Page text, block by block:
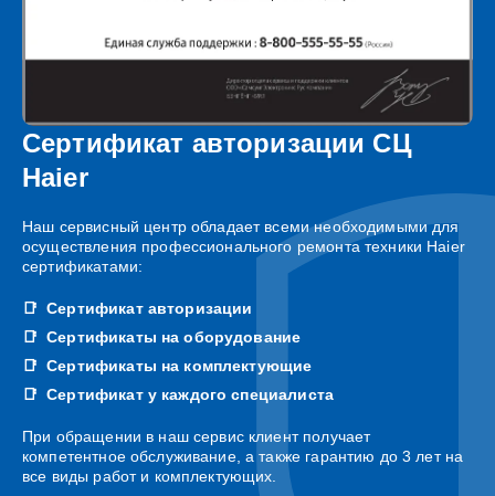
Сертификат авторизации СЦ
Haier
Наш сервисный центр обладает всеми необходимыми для
осуществления профессионального ремонта техники Haier
сертификатами:
Сертификат авторизации
Сертификаты на оборудование
Сертификаты на комплектующие
Сертификат у каждого специалиста
При обращении в наш сервис клиент получает
компетентное обслуживание, а также гарантию до 3 лет на
все виды работ и комплектующих.